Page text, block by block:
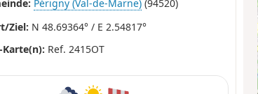
Périgny (Val-de-Marne) (94520)
Ziel: N 48.69364° / E 2.54817°
Karte(n): Ref. 2415OT